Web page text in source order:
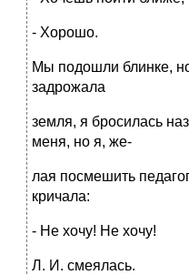
- Хорошо.
Мы подошли блинке,
задрожала
земля, я бросилась
меня, но я, же-
лая посмешить
кричала:
- Не хочу! Не хочу!
Л. И. смеялась.